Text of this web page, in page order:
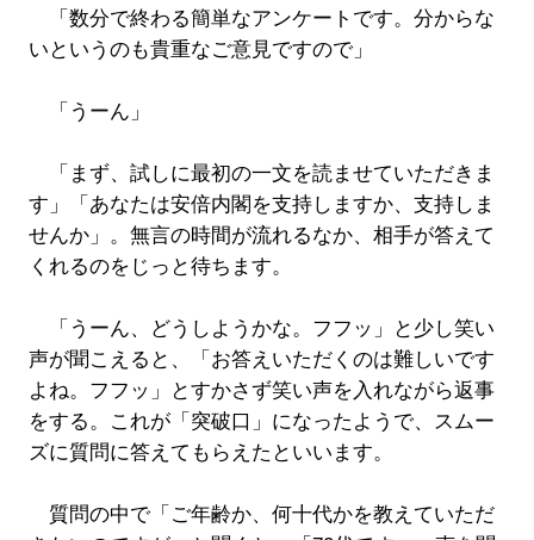
「数分で終わる簡単なアンケートです。分からな
いというのも貴重なご意見ですので」
「うーん」
「まず、試しに最初の一文を読ませていただきま
す」「あなたは安倍内閣を支持しますか、支持しま
せんか」。無言の時間が流れるなか、相手が答えて
くれるのをじっと待ちます。
「うーん、どうしようかな。フフッ」と少し笑い
声が聞こえると、「お答えいただくのは難しいです
よね。フフッ」とすかさず笑い声を入れながら返事
をする。これが「突破口」になったようで、スムー
ズに質問に答えてもらえたといいます。
質問の中で「ご年齢か、何十代かを教えていただ